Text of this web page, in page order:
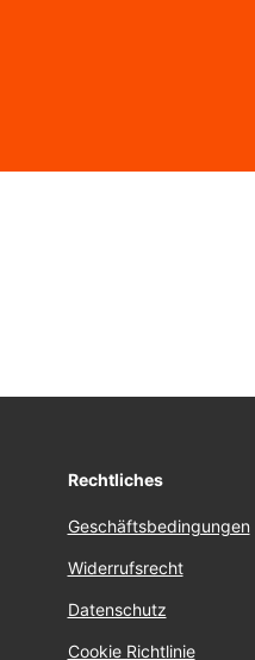
Rechtliches
Geschäftsbedingungen
Widerrufsrecht
Datenschutz
Cookie Richtlinie